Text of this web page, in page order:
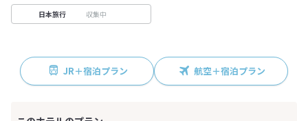
日本旅行 収集中
JR＋宿泊プラン 航空＋宿泊プラン